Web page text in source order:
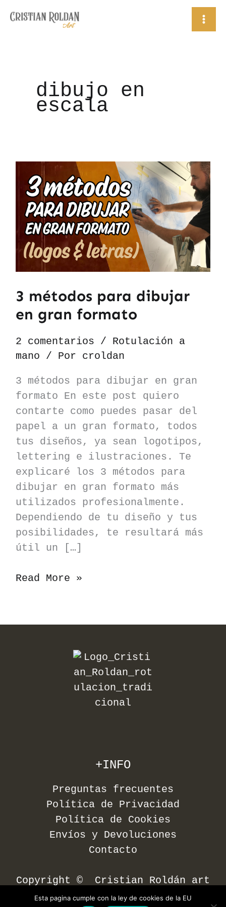
al
dibujo en
escala
3 métodos para dibujar
en gran formato
2 comentarios / Rotulación a
mano / Por croldan
3 métodos para dibujar en gran
formato En este post quiero
contarte como puedes pasar del
papel a un gran formato, todos
tus diseños, ya sean logotipos,
lettering e ilustraciones. Te
explicaré los 3 métodos para
dibujar en gran formato más
utilizados profesionalmente.
Dependiendo de tu diseño y tus
posibilidades, te resultará más
útil un […]
3
dibujar
Read More »
+INFO
Preguntas frecuentes
Política de Privacidad
Política de Cookies
Envíos y Devoluciones
Contacto
Copyright © Cristian Roldán art
Esta pagina cumple con la ley de cookies de la EU